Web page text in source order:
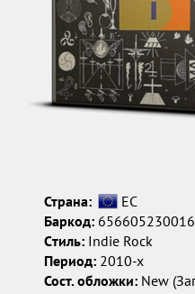
Страна:
ЕС
Баркод:656605230016
Cтиль:Indie Rock
Период:2010-х
Сост. обложки:New